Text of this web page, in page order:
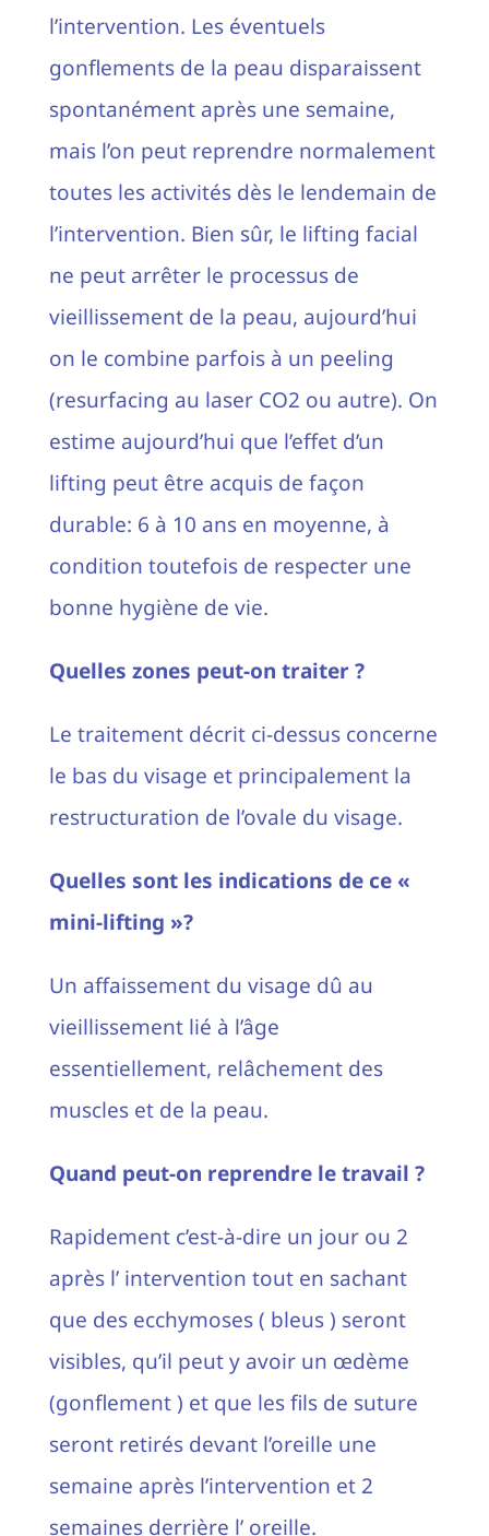
l’intervention. Les éventuels
gonflements de la peau disparaissent
spontanément après une semaine,
mais l’on peut reprendre normalement
toutes les activités dès le lendemain de
l’intervention. Bien sûr, le lifting facial
ne peut arrêter le processus de
vieillissement de la peau, aujourd’hui
on le combine parfois à un peeling
(resurfacing au laser CO2 ou autre). On
estime aujourd’hui que l’effet d’un
lifting peut être acquis de façon
durable: 6 à 10 ans en moyenne, à
condition toutefois de respecter une
bonne hygiène de vie.
Quelles zones peut-on traiter ?
Le traitement décrit ci-dessus concerne
le bas du visage et principalement la
restructuration de l’ovale du visage.
Quelles sont les indications de ce «
mini-lifting »?
Un affaissement du visage dû au
vieillissement lié à l’âge
essentiellement, relâchement des
muscles et de la peau.
Quand peut-on reprendre le travail ?
Rapidement c’est-à-dire un jour ou 2
après l’ intervention tout en sachant
que des ecchymoses ( bleus ) seront
visibles, qu’il peut y avoir un œdème
(gonflement ) et que les fils de suture
seront retirés devant l’oreille une
semaine après l’intervention et 2
semaines derrière l’ oreille.